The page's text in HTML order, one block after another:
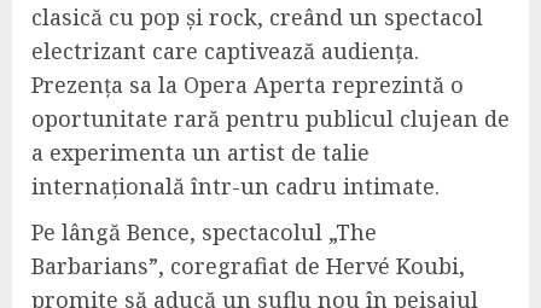
clasică cu pop și rock, creând un spectacol
electrizant care captivează audiența.
Prezența sa la Opera Aperta reprezintă o
oportunitate rară pentru publicul clujean de
a experimenta un artist de talie
internațională într-un cadru intimate.
Pe lângă Bence, spectacolul „The
Barbarians”, coregrafiat de Hervé Koubi,
promite să aducă un suflu nou în peisajul